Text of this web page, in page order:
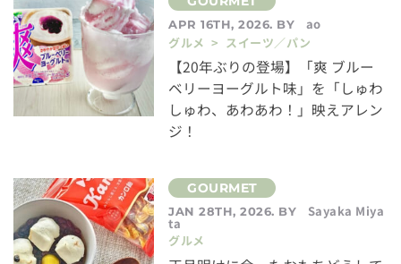
APR 16TH, 2026. BY
ao
グルメ > スイーツ／パン
【20年ぶりの登場】「爽 ブルー
ベリーヨーグルト味」を「しゅわ
しゅわ、あわあわ！」映えアレン
ジ！
JAN 28TH, 2026. BY Sayaka Miya
ta
グルメ